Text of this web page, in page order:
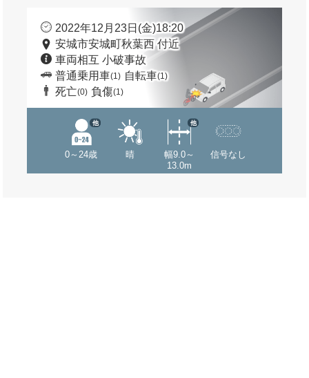
2022年12月23日(金)18:20
安城市安城町秋葉西 付近
車両相互 小破事故
普通乗用車(1) 自転車(1)
死亡(0) 負傷(1)
0～24歳
他
晴
幅9.0～
13.0m
他
信号なし